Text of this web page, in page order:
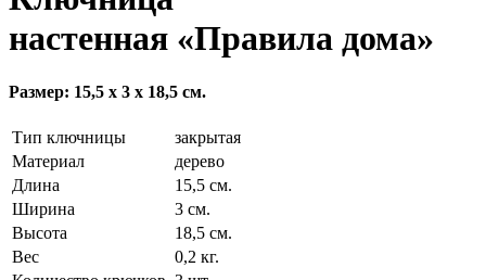
настенная «Правила дома»
Размер: 15,5 х 3 х 18,5 см.
Тип ключницы
закрытая
Материал
дерево
Длина
15,5 см.
Ширина
3 см.
Высота
18,5 см.
Вес
0,2 кг.